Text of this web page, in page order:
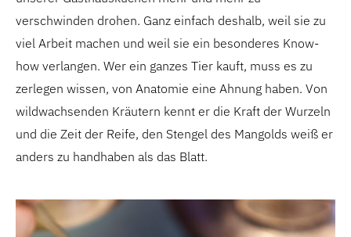
verschwinden drohen. Ganz einfach deshalb, weil sie zu
viel Arbeit machen und weil sie ein besonderes Know-
how verlangen. Wer ein ganzes Tier kauft, muss es zu
zerlegen wissen, von Anatomie eine Ahnung haben. Von
wildwachsenden Kräutern kennt er die Kraft der Wurzeln
und die Zeit der Reife, den Stengel des Mangolds weiß er
anders zu handhaben als das Blatt.